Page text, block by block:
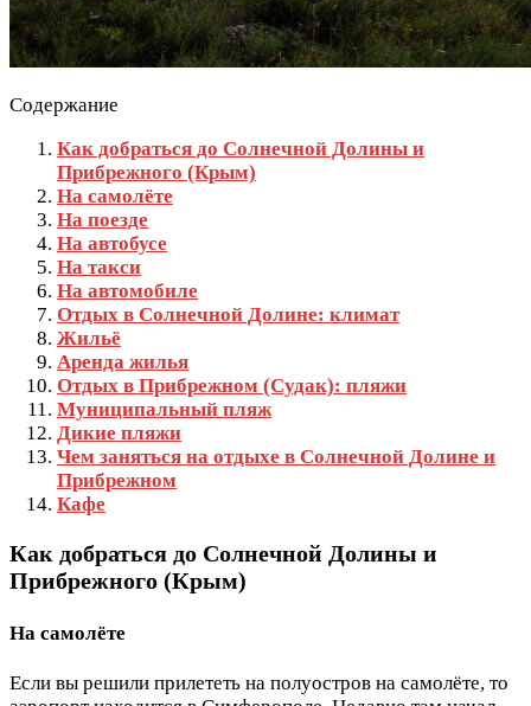
Содержание
Как добраться до Солнечной Долины и
Прибрежного (Крым)
На самолёте
На поезде
На автобусе
На такси
На автомобиле
Отдых в Солнечной Долине: климат
Жильё
Аренда жилья
Отдых в Прибрежном (Судак): пляжи
Муниципальный пляж
Дикие пляжи
Чем заняться на отдыхе в Солнечной Долине и
Прибрежном
Кафе
Как добраться до Солнечной Долины и
Прибрежного (Крым)
На самолёте
Если вы решили прилететь на полуостров на самолёте, то